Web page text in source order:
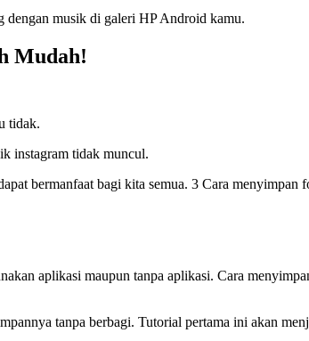
dengan musik di galeri HP Android kamu.
Mudah!
tidak.
instagram tidak muncul.
bermanfaat bagi kita semua. 3 Cara
aplikasi maupun tanpa aplikasi. Cara
tanpa berbagi. Tutorial pertama ini akan